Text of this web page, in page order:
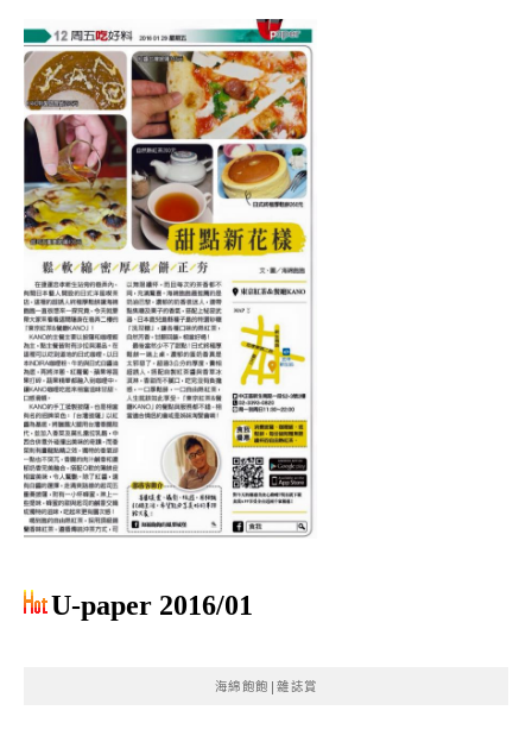
U-paper 2016/01
海綿飽飽|雜誌賞